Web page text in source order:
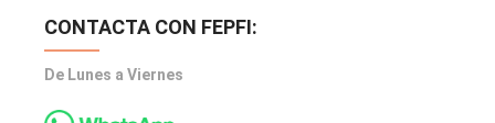
CONTACTA CON FEPFI:
De Lunes a Viernes